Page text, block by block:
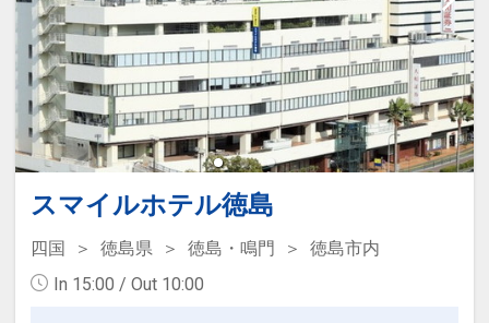
スマイルホテル徳島
四国 徳島県 徳島・鳴門
徳島市内
In 15:00 / Out 10:00